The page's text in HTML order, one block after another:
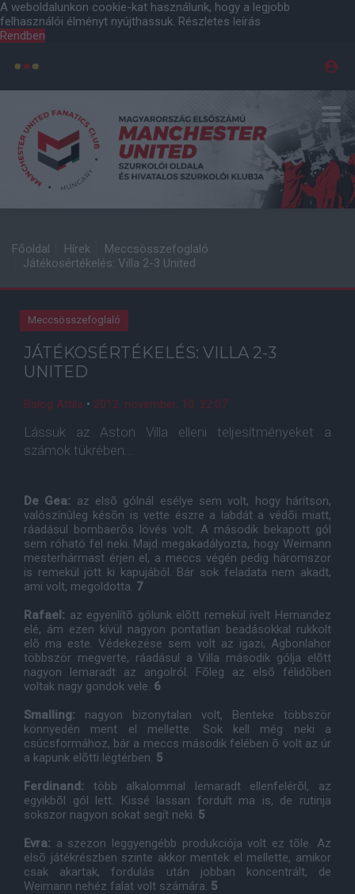
A weboldalunkon cookie-kat használunk, hogy a legjobb
felhasználói élményt nyújthassuk. Részletes leírás
Rendben
Főoldal Hírek
Meccsösszefoglaló
Játékosértékelés: Villa 2-3 United
Meccsösszefoglaló
JÁTÉKOSÉRTÉKELÉS: VILLA 2-3
UNITED
Balog Attila • 2012. november. 10. 22:07
Lássuk az Aston Villa elleni teljesítményeket a
számok tükrében...
De Gea: az elsõ gólnál esélye sem volt, hogy hárítson,
valószínûleg késõn is vette észre a labdát a védõi miatt,
ráadásul bombaerõs lövés volt. A második bekapott gól
sem róható fel neki. Majd megakadályozta, hogy Weimann
mesterhármast érjen el, a meccs végén pedig háromszor
is remekül jött ki kapujából. Bár sok feladata nem akadt,
ami volt, megoldotta. 7
Rafael: az egyenlítõ gólunk elõtt remekül ívelt Hernandez
elé, ám ezen kívül nagyon pontatlan beadásokkal rukkolt
elõ ma este. Védekezése sem volt az igazi, Agbonlahor
többször megverte, ráadásul a Villa második gólja elõtt
nagyon lemaradt az angolról. Fõleg az elsõ félidõben
voltak nagy gondok vele. 6
Smalling: nagyon bizonytalan volt, Benteke többször
könnyedén ment el mellette. Sok kell még neki a
csúcsformához, bár a meccs második felében õ volt az úr
a kapunk elõtti légtérben. 5
Ferdinand: több alkalommal lemaradt ellenfelérõl, az
egyikbõl gól lett. Kissé lassan fordult ma is, de rutinja
sokszor nagyon sokat segít neki. 5
Evra: a szezon leggyengébb produkciója volt ez tõle. Az
elsõ játékrészben szinte akkor mentek el mellette, amikor
csak akartak, fordulás után jobban koncentrált, de
Weimann nehéz falat volt számára. 5